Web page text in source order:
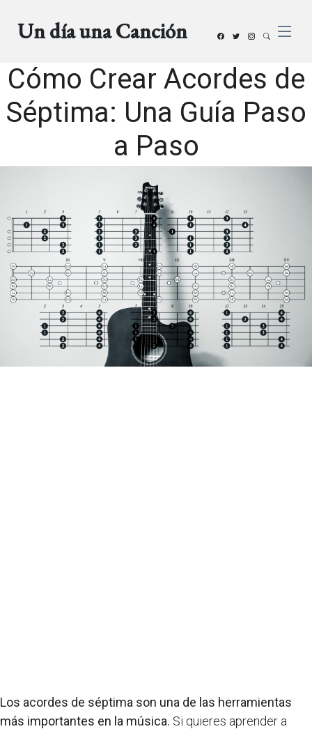
Un día una Canción
Cómo Crear Acordes de
Séptima: Una Guía Paso
a Paso
Los acordes de séptima son una de las herramientas
más importantes en la música. Si quieres aprender a